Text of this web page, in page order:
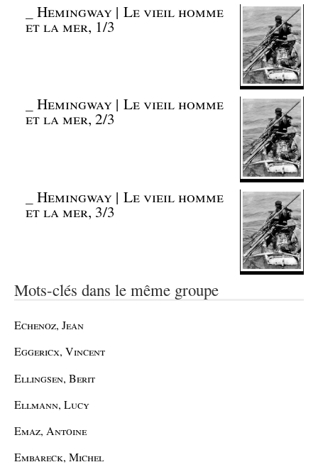
_Hemingway | Le vieil homme
et la mer, 1/3
_Hemingway | Le vieil homme
et la mer, 2/3
_Hemingway | Le vieil homme
et la mer, 3/3
Mots-clés dans le même groupe
Echenoz, Jean
Eggericx, Vincent
Ellingsen, Berit
Ellmann, Lucy
Emaz, Antoine
Embareck, Michel